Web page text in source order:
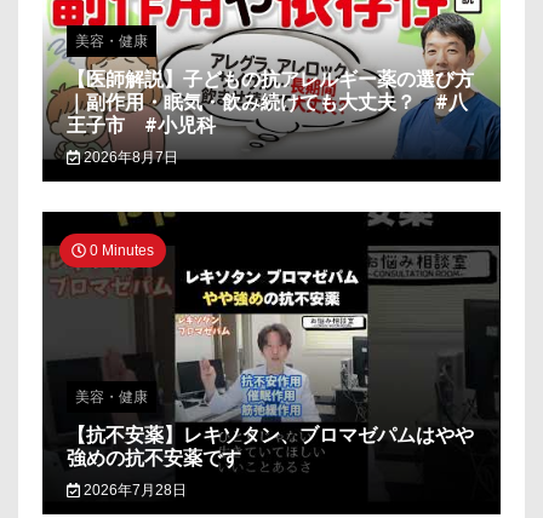
美容・健康
【医師解説】子どもの抗アレルギー薬の選び方
｜副作用・眠気・飲み続けても大丈夫？ #八
王子市 #小児科
2026年8月7日
0 Minutes
美容・健康
【抗不安薬】レキソタン、ブロマゼパムはやや
強めの抗不安薬です
2026年7月28日